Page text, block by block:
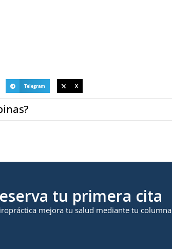
Telegram X
tu primera cita
mejora tu salud mediante tu columna